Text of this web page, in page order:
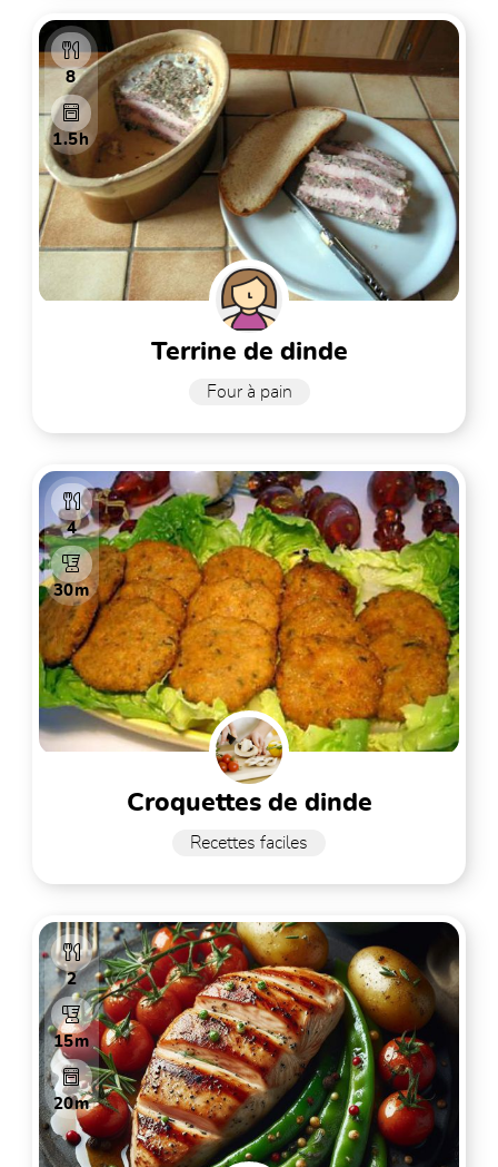
8
1.5h
terrine de dinde
Four à pain
4
30m
croquettes de dinde
Recettes faciles
2
15m
20m